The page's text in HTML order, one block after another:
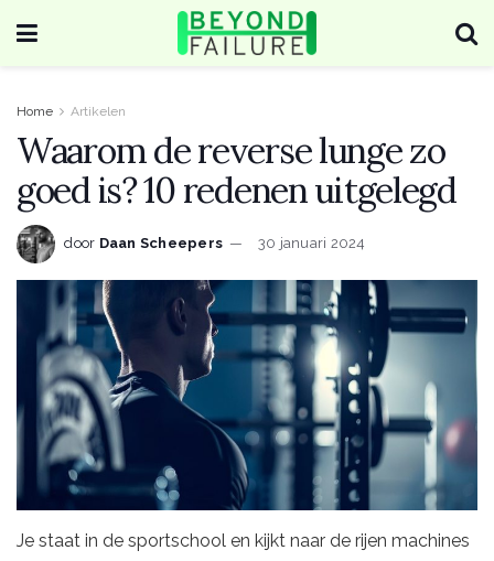
Home Artikelen
Waarom de reverse lunge zo
goed is? 10 redenen uitgelegd
door Daan Scheepers 30 januari 2024
Je staat in de sportschool en kijkt naar de rijen machines